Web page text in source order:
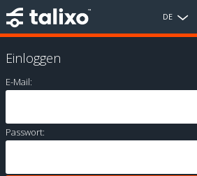
DE
Einloggen
E-Mail:
Passwort: